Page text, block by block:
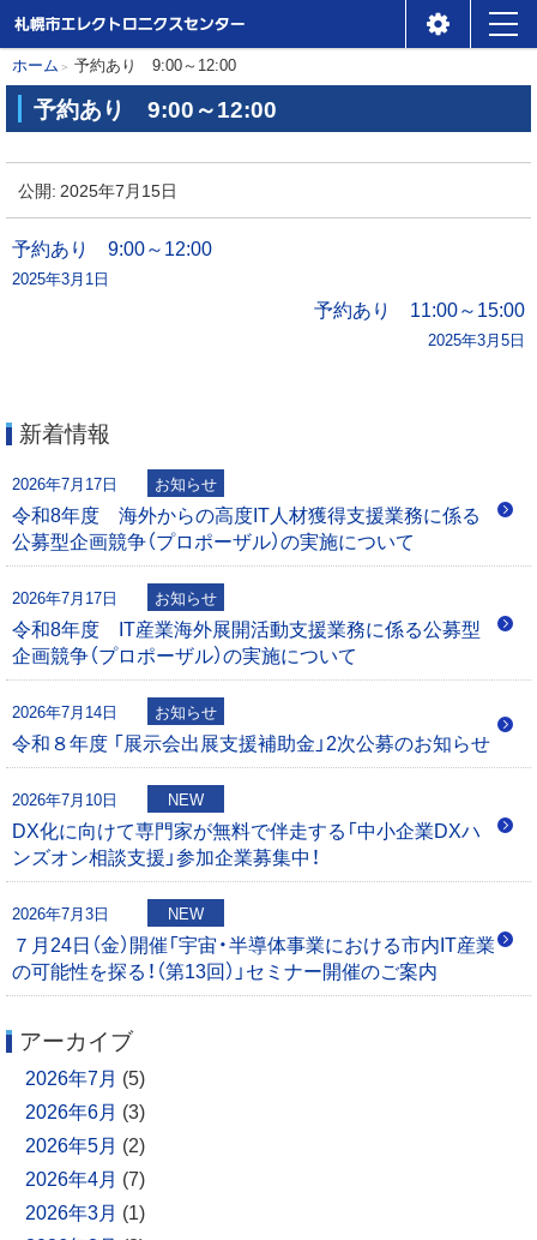
本
へ
札幌市エレクトロニクスセ
ンター
ニ
ュ
ー
現
在
位
置
の
階
層
ホーム 予約あり 9:00～12:00
予約あり 9:00～12:00
予
約
あ
り
～
1
2
0
公開:2025年7月15日
投
ー
シ
ョ
ン
予約あり 9:00～12:00
2025年3月1日
予約あり 11:00～15:00
2025年3月5日
新着情報
2026年7月17日 お知らせ
令和8年度 海外からの高度IT人材獲得支援業務に係る
公募型企画競争（プロポーザル）の実施について
2026年7月17日 お知らせ
令和8年度 IT産業海外展開活動支援業務に係る公募型
企画競争（プロポーザル）の実施について
2026年7月14日 お知らせ
令和８年度 「展示会出展支援補助金」2次公募のお知らせ
2026年7月10日 NEW
DX化に向けて専門家が無料で伴走する「中小企業DXハ
ンズオン相談支援」参加企業募集中！
2026年7月3日 NEW
７月24日（金）開催「宇宙・半導体事業における市内IT産業
の可能性を探る！（第13回）」セミナー開催のご案内
アーカイブ
2026年7月 (5)
2026年6月 (3)
2026年5月 (2)
2026年4月 (7)
2026年3月 (1)